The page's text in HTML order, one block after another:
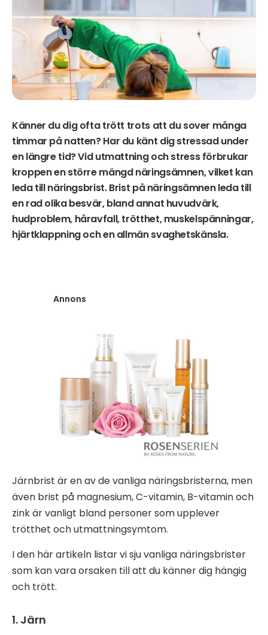
Känner du dig ofta trött trots att du sover många
timmar på natten? Har du känt dig stressad under
en längre tid? Vid utmattning och stress förbrukar
kroppen en större mängd näringsämnen, vilket kan
leda till näringsbrist. Brist på näringsämnen leda till
en rad olika besvär, bland annat huvudvärk,
hudproblem, håravfall, trötthet, muskelspänningar,
hjärtklappning och en allmän svaghetskänsla.
Annons
Järnbrist är en av de vanliga näringsbristerna, men
även brist på magnesium, C-vitamin, B-vitamin och
zink är vanligt bland personer som upplever
trötthet och utmattningsymtom.
I den här artikeln listar vi sju vanliga näringsbrister
som kan vara orsaken till att du känner dig hängig
och trött.
1. Järn